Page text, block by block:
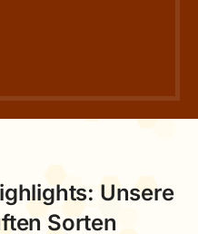
Unsere
Sorten